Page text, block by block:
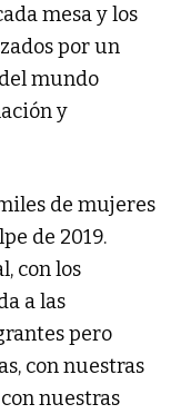
mesa y los
por un
mundo
y
de mujeres
de 2019.
con los
a las
pero
con nuestras
nuestras